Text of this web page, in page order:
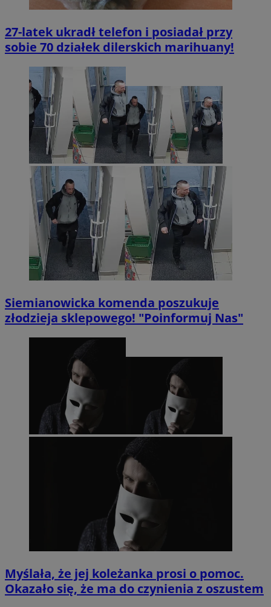
27-latek ukradł telefon i posiadał przy
sobie 70 działek dilerskich marihuany!
Siemianowicka komenda poszukuje
złodzieja sklepowego! "Poinformuj Nas"
Myślała, że jej koleżanka prosi o pomoc.
Okazało się, że ma do czynienia z oszustem